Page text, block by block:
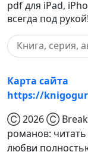
pdf для iPad,
всегда под рукой!
Карта сайта
https://
Ⓒ 2026 Ⓒ
романов:
любви